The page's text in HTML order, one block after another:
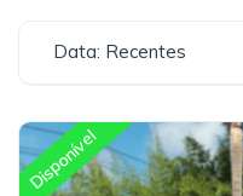
Data: Recentes
Disponível